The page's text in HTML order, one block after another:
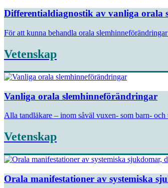
Differentialdiagnostik av vanliga orala
För att kunna behandla orala
Vetenskap
Vanliga orala slemhinneförändringar
Alla tandläkare – inom såväl vuxen- som barn-
Vetenskap
Orala manifestationer av systemiska